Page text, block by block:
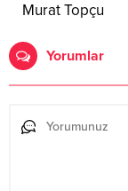
Murat Topçu
Yorumlar